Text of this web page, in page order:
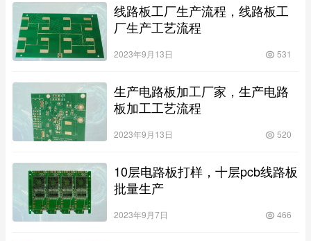
线路板工厂生产流程，线路板工
厂生产工艺流程
2023年9月13日 531
生产电路板加工厂家，生产电路
板加工工艺流程
2023年9月13日 520
10层电路板打样，十层pcb线路板
批量生产
2023年9月7日 466